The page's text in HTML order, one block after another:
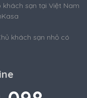
sạn tại Việt Nam
khách sạn nhỏ có